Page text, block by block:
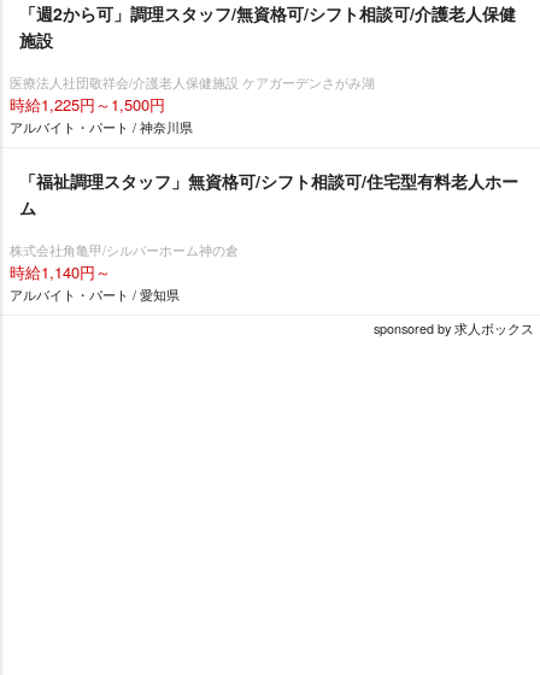
「週2から可」調理スタッフ/無資格可/シフト相談可/介護老人保健
施設
医療法人社団敬祥会/介護老人保健施設 ケアガーデンさがみ湖
時給1,225円～1,500円
アルバイト・パート / 神奈川県
「福祉調理スタッフ」無資格可/シフト相談可/住宅型有料老人ホー
ム
株式会社角亀甲/シルバーホーム神の倉
時給1,140円～
アルバイト・パート / 愛知県
sponsored by 求人ボックス